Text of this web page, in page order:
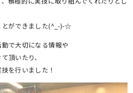
とができました(^_-)-☆
で大切になる情報や
頂いたり、
を行いました！